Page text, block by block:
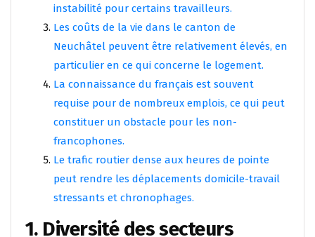
instabilité pour certains travailleurs.
Les coûts de la vie dans le canton de
Neuchâtel peuvent être relativement élevés, en
particulier en ce qui concerne le logement.
La connaissance du français est souvent
requise pour de nombreux emplois, ce qui peut
constituer un obstacle pour les non-
francophones.
Le trafic routier dense aux heures de pointe
peut rendre les déplacements domicile-travail
stressants et chronophages.
1. Diversité des secteurs